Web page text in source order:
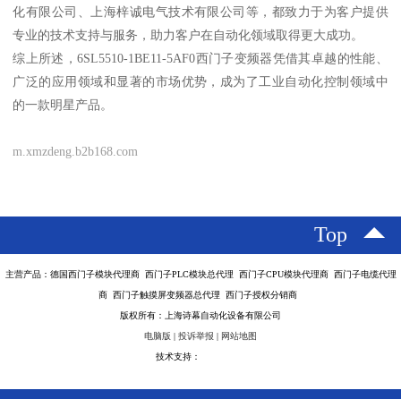
化有限公司、上海梓诚电气技术有限公司等，都致力于为客户提供
专业的技术支持与服务，助力客户在自动化领域取得更大成功。
综上所述，6SL5510-1BE11-5AF0西门子变频器凭借其卓越的性能、
广泛的应用领域和显著的市场优势，成为了工业自动化控制领域中
的一款明星产品。
m.xmzdeng.b2b168.com
Top
主营产品：德国西门子模块代理商 西门子PLC模块总代理 西门子CPU模块代理商 西门子电缆代理
商 西门子触摸屏变频器总代理 西门子授权分销商
版权所有：上海诗幕自动化设备有限公司
电脑版 | 投诉举报 | 网站地图
技术支持：